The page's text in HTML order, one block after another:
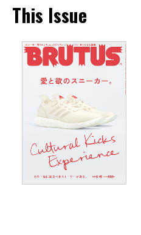
This Issue